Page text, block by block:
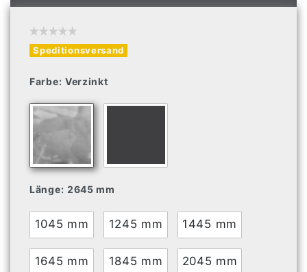
Speditionsversand
Farbe: Verzinkt
Länge: 2645 mm
1045 mm 1245 mm 1445 mm
1645 mm 1845 mm 2045 mm